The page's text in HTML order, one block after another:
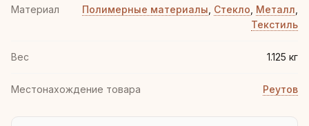
Материал Полимерные материалы Стекло Металл
Текстиль
Вес 1.125 кг
Местонахождение товара Реутов